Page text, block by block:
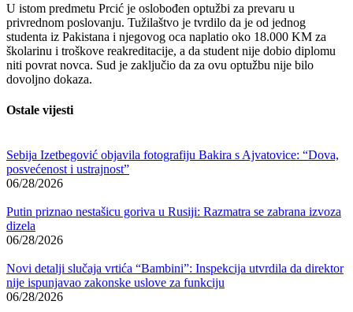
U istom predmetu Prcić je oslobođen optužbi za prevaru u
privrednom poslovanju. Tužilaštvo je tvrdilo da je od jednog
studenta iz Pakistana i njegovog oca naplatio oko 18.000 KM za
školarinu i troškove reakreditacije, a da student nije dobio diplomu
niti povrat novca. Sud je zaključio da za ovu optužbu nije bilo
dovoljno dokaza.
Ostale vijesti
Sebija Izetbegović objavila fotografiju Bakira s Ajvatovice: “Dova,
posvećenost i ustrajnost”
06/28/2026
Putin priznao nestašicu goriva u Rusiji: Razmatra se zabrana izvoza
dizela
06/28/2026
Novi detalji slučaja vrtića “Bambini”: Inspekcija utvrdila da direktor
nije ispunjavao zakonske uslove za funkciju
06/28/2026